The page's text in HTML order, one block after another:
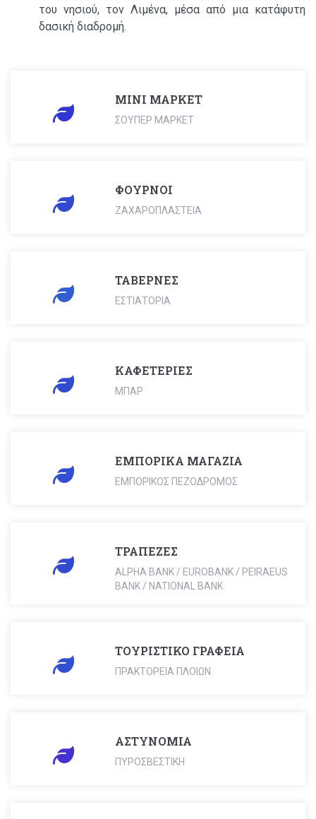
του νησιού, τον Λιμένα, μέσα από μια κατάφυτη
δασική διαδρομή.
ΜΙΝΙ ΜΑΡΚΕΤ
ΣΟΥΠΕΡ ΜΑΡΚΕΤ
ΦΟΥΡΝΟΙ
ΖΑΧΑΡΟΠΛΑΣΤΕΙΑ
ΤΑΒΕΡΝΕΣ
ΕΣΤΙΑΤΟΡΙΑ
ΚΑΦΕΤΕΡΙΕΣ
ΜΠΑΡ
ΕΜΠΟΡΙΚΑ ΜΑΓΑΖΙΑ
ΕΜΠΟΡΙΚΟΣ ΠΕΖΟΔΡΟΜΟΣ
ΤΡΑΠΕΖΕΣ
ΑLPHA BANK / EUROBANK / PEIRAEUS
BANK / NATIONAL BANK
ΤΟΥΡΙΣΤΙΚΟ ΓΡΑΦΕΙΑ
ΠΡΑΚΤΟΡΕΙΑ ΠΛΟΙΩΝ
ΑΣΤΥΝΟΜΙΑ
ΠΥΡΟΣΒΕΣΤΙΚΗ